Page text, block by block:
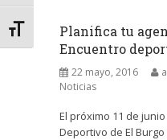
Alternar tamaño de letra
Planifica tu
Encuentro
22 mayo, 2016
Noticias
El próximo 11 de
Deportivo de El